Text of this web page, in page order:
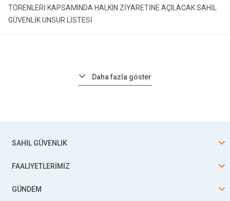
TÖRENLERİ KAPSAMINDA HALKIN ZİYARETİNE AÇILACAK SAHİL
GÜVENLİK UNSUR LİSTESİ
Daha fazla göster
SAHİL GÜVENLİK
FAALİYETLERİMİZ
GÜNDEM